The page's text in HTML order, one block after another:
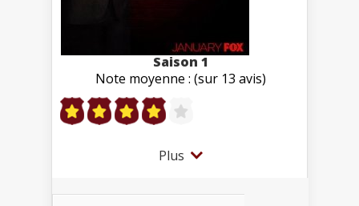
Saison 1
Note moyenne : (sur 13 avis)
Plus